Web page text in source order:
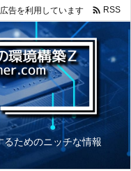
ためのニッチな情報
広告を利用しています  RSS